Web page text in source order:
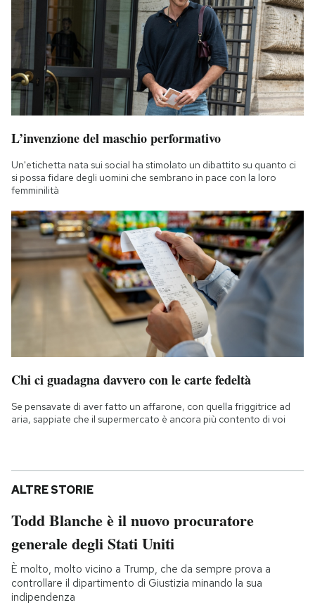
L’invenzione del maschio performativo
Un'etichetta nata sui social ha stimolato un dibattito su quanto ci
si possa fidare degli uomini che sembrano in pace con la loro
femminilità
Chi ci guadagna davvero con le carte fedeltà
Se pensavate di aver fatto un affarone, con quella friggitrice ad
aria, sappiate che il supermercato è ancora più contento di voi
ALTRE STORIE
Todd Blanche è il nuovo procuratore
generale degli Stati Uniti
È molto, molto vicino a Trump, che da sempre prova a
controllare il dipartimento di Giustizia minando la sua
indipendenza